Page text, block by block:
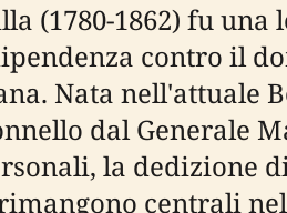
(1780-1862) fu
contro il
Nata nell'attuale
dal Generale
la dedizione
centrali